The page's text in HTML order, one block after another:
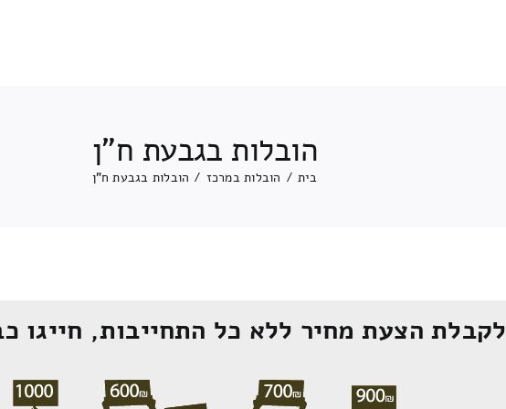
הובלות בגבעת ח"ן
בית / הובלות במרכז / הובלות בגבעת ח"ן
לקבלת הצעת מחיר ללא כל התחייבות, חייגו